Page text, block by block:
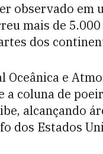
observado em
mais de
dos
e
a coluna de
alcançando
dos Estados